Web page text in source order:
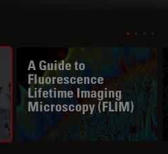
A Guide to
Fluorescence
Lifetime Imaging
Microscopy (FLIM)